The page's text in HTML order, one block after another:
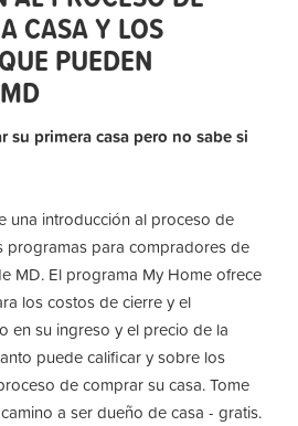
CASA Y LOS
PUEDEN
su primera casa pero no sabe si
una introducción al proceso de
programas para compradores de
MD. El programa My Home ofrece
los costos de cierre y el
en su ingreso y el precio de la
puede calificar y sobre los
de comprar su casa. Tome
a ser dueño de casa - gratis.